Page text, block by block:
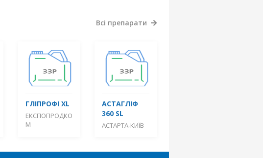
ГЛІПРОФІ XL
ЕКСПОПРОДКО
М
АСТАГЛІФ
360 SL
АСТАРТА-КИЇВ
Всі препарати